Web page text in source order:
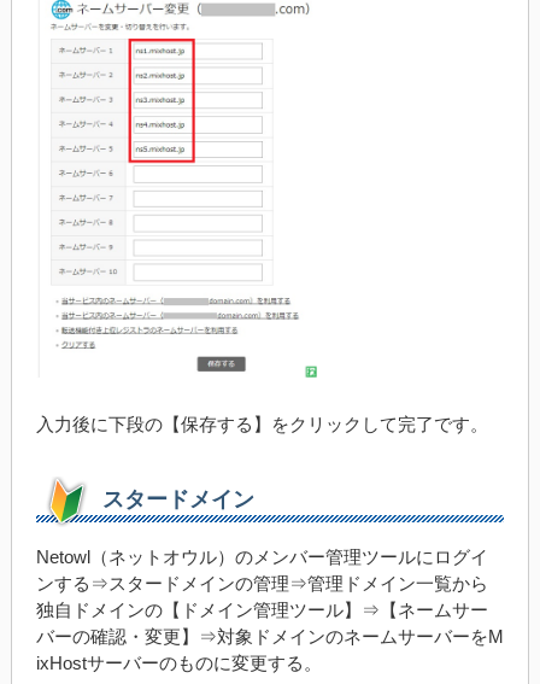
入力後に下段の【保存する】をクリックして完了です。
スタードメイン
Netowl（ネットオウル）のメンバー管理ツールにログイ
ンする⇒スタードメインの管理⇒管理ドメイン一覧から
独自ドメインの【ドメイン管理ツール】⇒【ネームサー
バーの確認・変更】⇒対象ドメインのネームサーバーをM
ixHostサーバーのものに変更する。